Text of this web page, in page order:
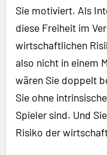
Sie motiviert. Als
diese Freiheit im
wirtschaftlichen
also nicht in einem
wären Sie doppelt
Sie ohne
Spieler sind. Und
Risiko der